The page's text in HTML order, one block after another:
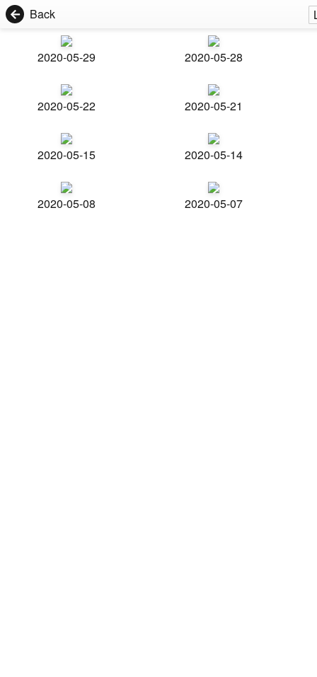
Back
2020-05-29 2020-05-28
2020-05-22 2020-05-21
2020-05-15 2020-05-14
2020-05-08 2020-05-07